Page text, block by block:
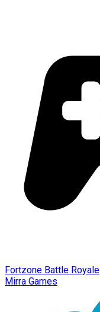
Fortzone Battle Royale
Mirra Games